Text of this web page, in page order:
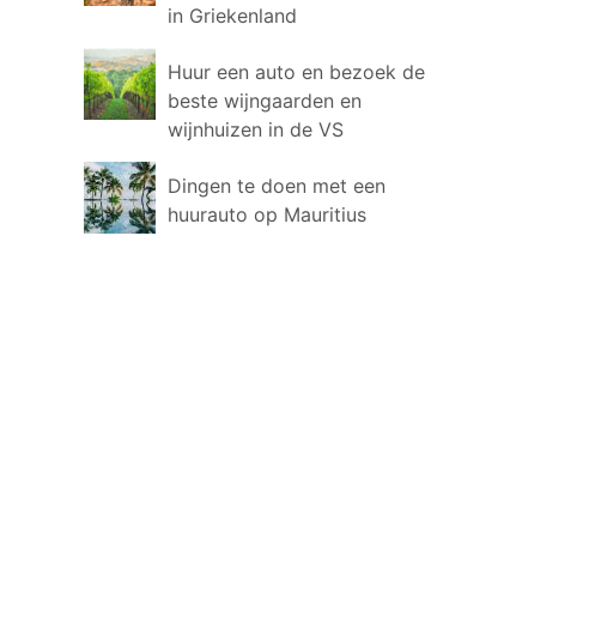
in Griekenland
Huur een auto en bezoek de
beste wijngaarden en
wijnhuizen in de VS
Dingen te doen met een
huurauto op Mauritius